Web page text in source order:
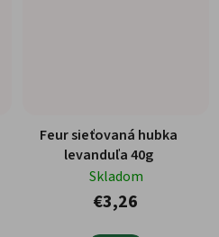
Feur sieťovaná hubka
levanduľa 40g
Skladom
€3,26